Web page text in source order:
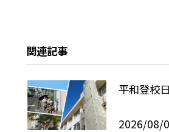
関連記事
平和登校日
2026/08/